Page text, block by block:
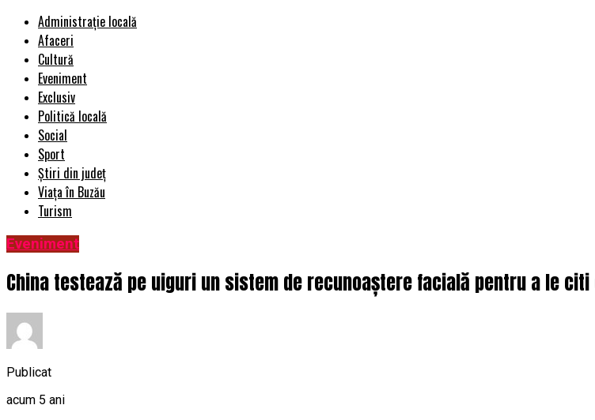
Administrație locală
Afaceri
Cultură
Eveniment
Exclusiv
Politică locală
Social
Sport
Știri din județ
Viața în Buzău
Turism
Eveniment
China testează pe uiguri un sistem de recunoaștere facială pentru a le citi
Publicat
acum 5 ani